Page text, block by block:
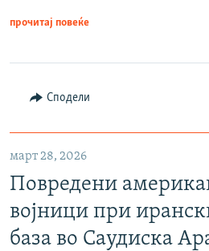
прочитај повеќе
Сподели
март 28, 2026
Повредени
војници при
база во Саудиска